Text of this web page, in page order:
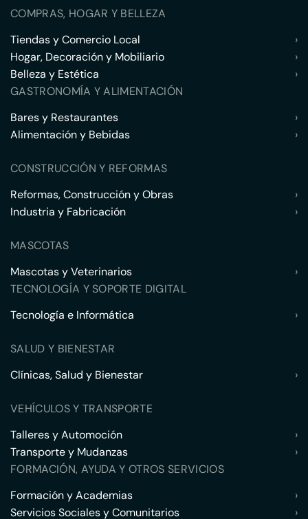
COMPRAS, HOGAR Y BELLEZA
Tiendas y Comercio Local
›
Hogar, Decoración y Mobiliario
›
Belleza y Estética
›
GASTRONOMÍA Y ALIMENTACIÓN
Bares y Restaurantes
›
Alimentación y Bebidas
›
CONSTRUCCIÓN Y REFORMAS
Reformas, Construcción y Obras
›
Industria y Fabricación
›
MASCOTAS
Mascotas y Veterinarios
›
TECNOLOGÍA Y SOPORTE DIGITAL
Tecnología e Informática
›
SALUD Y BIENESTAR
Clínicas, Salud y Bienestar
›
VEHÍCULOS Y TRANSPORTE
Talleres y Automoción
›
Transporte y Mudanzas
›
FORMACIÓN, AYUDA Y OTROS SERVICIOS
Formación y Academias
›
Servicios Sociales y Comunitarios
›